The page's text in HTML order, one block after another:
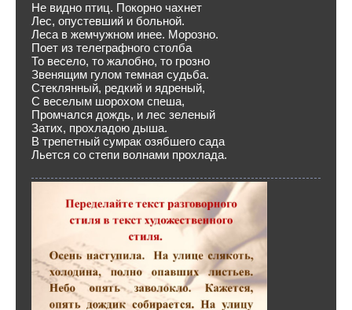
Не видно птиц. Покорно чахнет
Лес, опустевший и больной.
Леса в жемчужном инее. Морозно.
Поет из телеграфного столба
То весело, то жалобно, то грозно
Звенящим гулом темная судьба.
Стеклянный, редкий и ядреный,
С веселым шорохом спеша,
Промчался дождь, и лес зеленый
Затих, прохладою дыша.
В трепетный сумрак озябшего сада
Льется со степи волнами прохлада.